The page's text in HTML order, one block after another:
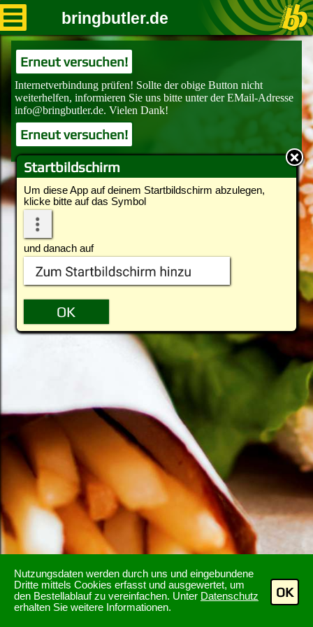
Nutzungsdaten werden durch uns und eingebundene
Dritte mittels Cookies erfasst und ausgewertet, um
den Bestellablauf zu vereinfachen. Unter Datenschutz
erhalten Sie weitere Informationen.
OK
Startbildschirm
Um diese App auf deinem Startbildschirm abzulegen,
klicke bitte auf das Symbol
und danach auf
bringbutler.de
Erneut versuchen!
Erneut versuchen!